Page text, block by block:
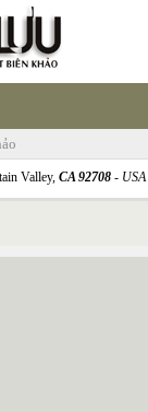
Valley, CA 92708 - USA